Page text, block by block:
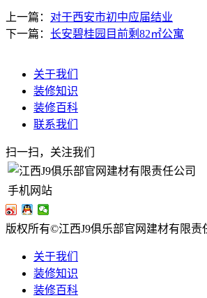
上一篇： 对于西安市初中应届结业
下一篇： 长安碧桂园目前剩82㎡公寓
关于我们
装修知识
装修百科
联系我们
扫一扫，关注我们
手机网站
版权所有©江西J9俱乐部官网建材有限责
关于我们
装修知识
装修百科